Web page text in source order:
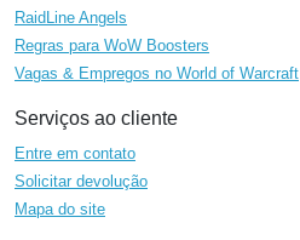
RaidLine Angels
Regras para WoW Boosters
Vagas & Empregos no World of Warcraft
Serviços ao cliente
Entre em contato
Solicitar devolução
Mapa do site